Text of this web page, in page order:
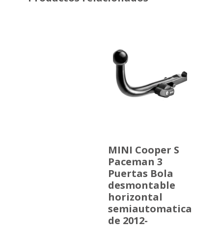
MINI Cooper S
Paceman 3
Puertas Bola
desmontable
horizontal
semiautomatica
de 2012-